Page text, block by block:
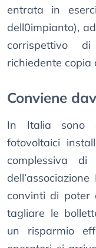
entrata in
dell0impianto),
corrispettivo
richiedente copia
Conviene
In Italia sono
fotovoltaici
complessiva
convinti di poter
tagliare le
un risparmio